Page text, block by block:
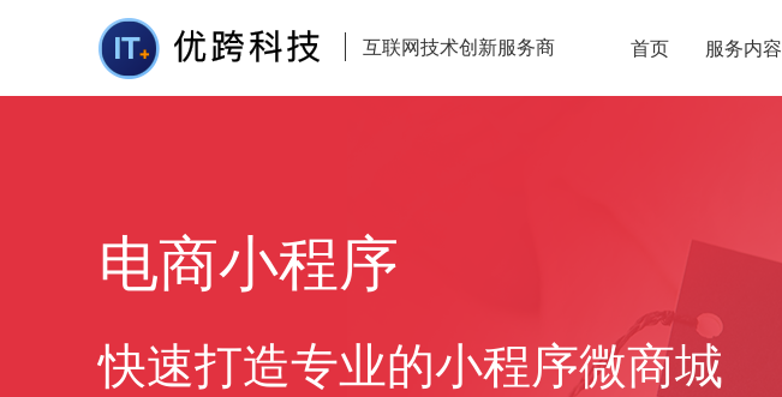
互联网技术创新服务商 首页 服务内容
电商小程序
快速打造专业的小程序微商城